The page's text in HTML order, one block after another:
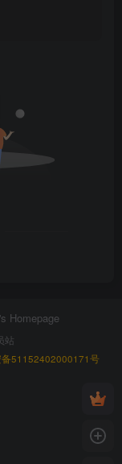
Homepage
站
备51152402000171号